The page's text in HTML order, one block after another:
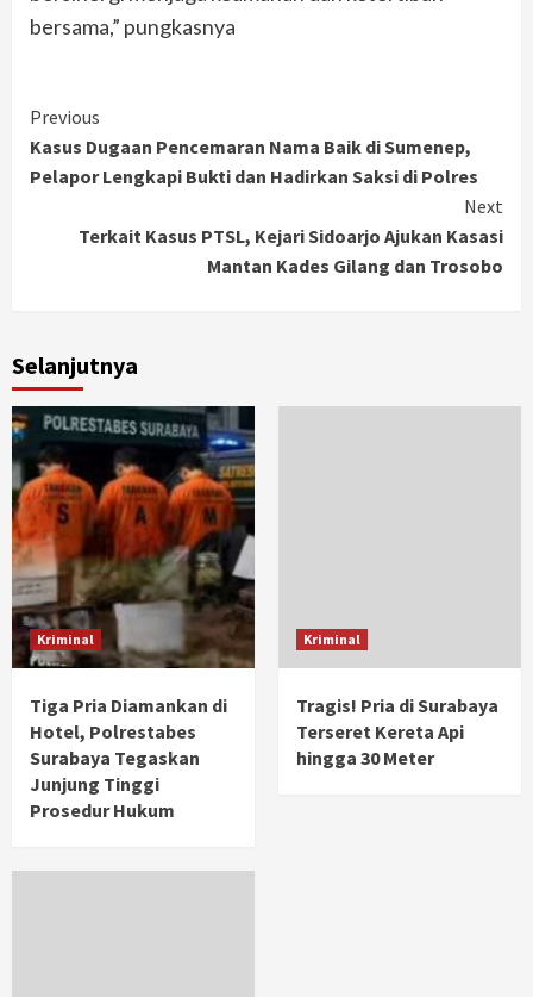
bersama,” pungkasnya
Continue
Reading
Previous
Kasus Dugaan Pencemaran Nama Baik di Sumenep,
Pelapor Lengkapi Bukti dan Hadirkan Saksi di Polres
Next
Terkait Kasus PTSL, Kejari Sidoarjo Ajukan Kasasi
Mantan Kades Gilang dan Trosobo
Selanjutnya
Kriminal
Tiga Pria Diamankan di
Hotel, Polrestabes
Surabaya Tegaskan
Junjung Tinggi
Prosedur Hukum
Kriminal
Tragis! Pria di Surabaya
Terseret Kereta Api
hingga 30 Meter